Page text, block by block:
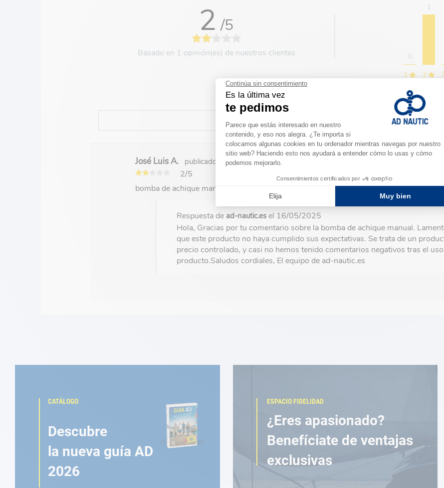
2 /5
Basado en 1 opinión(es) de nuestros clientes
1
0
2
1
Las mas recientes
José Luis A. publicado el 16/04/2025tras la compra hecha el 21/03/2025
2/5
bomba de achique manual, muy cara para una calidad baja
Respuesta de ad-nautic.es el 16/05/2025
Hola, Gracias por tu comentario sobre la bomba de achique manual.
que este producto no haya cumplido sus expectativas. Se trata de un
precio controlado, y casi no hemos tenido comentarios negativos tras el
producto.Saludos cordiales, El equipo de ad-nautic.es
CATÁLOGO
Descubre
la nueva guía AD
2026
ESPACIO FIDELIDAD
¿Eres apasionado?
Benefíciate de ventajas
exclusivas